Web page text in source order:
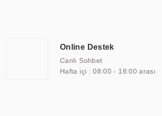
arasında yer almaktadır. ERPA Teknoloji,
yılların getirdiği bilgi ve tecrübe ile birleştiren
Online Destek
Canlı Sohbet
Hafta içi : 08:00 - 18:00 arası